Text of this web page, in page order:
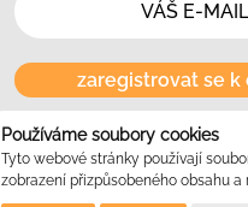
Používáme soubory cookies
Tyto webové stránky používají
zobrazení přizpůsobeného obsahu
zaregistrovat se k